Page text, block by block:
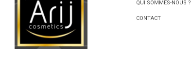
QUI SOMMES-NOUS ?
CONTACT